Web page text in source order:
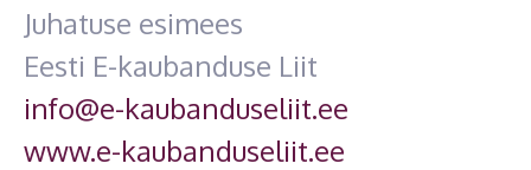
Juhatuse esimees
Eesti E-kaubanduse Liit
info@e-kaubanduseliit.ee
www.e-kaubanduseliit.ee